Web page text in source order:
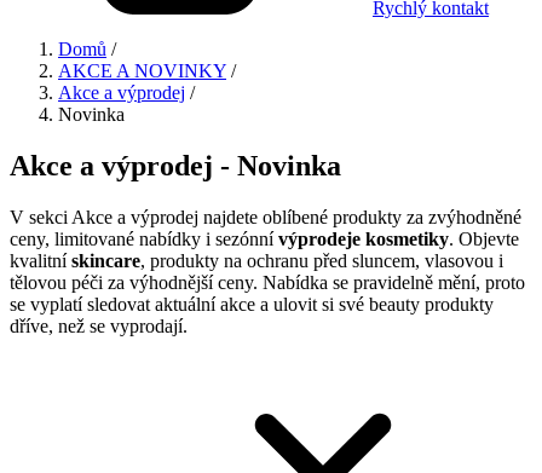
Rychlý kontakt
Domů /
AKCE A NOVINKY /
Akce a výprodej /
Novinka
Akce a výprodej - Novinka
V sekci Akce a výprodej najdete oblíbené produkty za zvýhodněné
ceny, limitované nabídky i sezónnívýprodeje kosmetiky. Objevte
kvalitnískincare, produkty na ochranu před sluncem, vlasovou i
tělovou péči za výhodnější ceny. Nabídka se pravidelně mění, proto
se vyplatí sledovat aktuální akce a ulovit si své beauty produkty
dříve, než se vyprodají.